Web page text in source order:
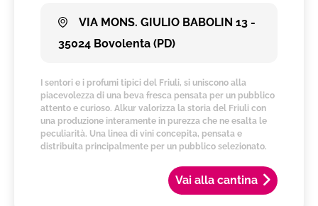
VIA MONS. GIULIO BABOLIN 13 -
35024 Bovolenta (PD)
Vai alla cantina
I sentori e i profumi tipici del Friuli, si uniscono alla
piacevolezza di una beva fresca pensata per un pubblico
attento e curioso. Alkur valorizza la storia del Friuli con
una produzione interamente in purezza che ne esalta le
peculiarità. Una linea di vini concepita, pensata e
distribuita principalmente per un pubblico selezionato.